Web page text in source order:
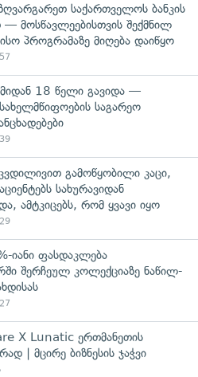
საქართველოს ბანკის
— მოსწავლეებისთვის შექმნილ
პროგრამაზე მიღება დაიწყო
18 წელი გავიდა —
საგარეო
გამოწყობილი კაცი,
სახურავიდან
ამტკიცებს, რომ ყვავი იყო
იანი ფასდაკლება
შერჩეულ კოლექციაზე ნაწილ-
X Lunatic ერთმანეთის
| მცირე ბიზნესის ჯაჭვი